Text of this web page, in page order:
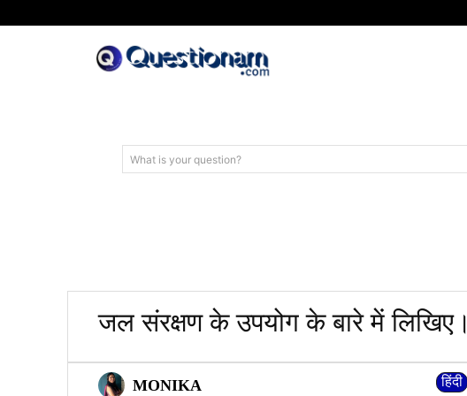
What is your question?
जल संरक्षण के उपयोग के बारे में लिखिए​।
MONIKA हिंदी